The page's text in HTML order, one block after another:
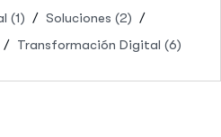
(1) Soluciones (2)
Transformación Digital (6)